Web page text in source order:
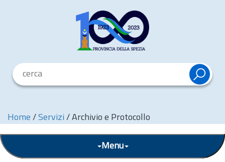
Home / Servizi / Archivio e Protocollo
Menu